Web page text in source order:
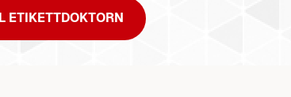
ETIKETTDOKTORN